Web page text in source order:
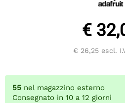
€
€ 26,25 escl.
55 nel magazzino esterno
Consegnato in 10 a 12 giorni